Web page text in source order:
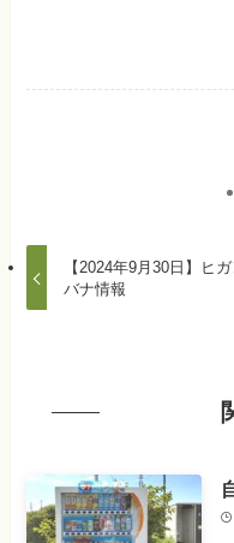
【2024年9月30日】ヒ
バナ情報